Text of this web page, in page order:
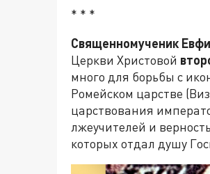
* * *
Священномученик
Церкви Христовой
много для борьбы с
Ромейском царстве
царствования
лжеучителей и
которых отдал душу